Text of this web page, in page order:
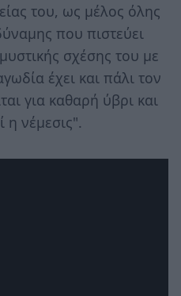
του, ως μέλος όλης
που πιστεύει
σχέσης του με
έχει και πάλι τον
για καθαρή ύβρι και
η νέμεσις".